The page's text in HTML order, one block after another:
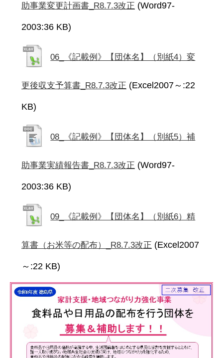
助事業変更計画書_R8.7.3改正 (Word97-
2003:36 KB)
06_《記載例》【団体名】（別紙4）変
更後収支予算書_R8.7.3改正 (Excel2007～:22
KB)
08_《記載例》【団体名】（別紙5）補
助事業実績報告書_R8.7.3改正 (Word97-
2003:36 KB)
09_《記載例》【団体名】（別紙6）精
算書（お米等の配布）_R8.7.3改正 (Excel2007
～:22 KB)